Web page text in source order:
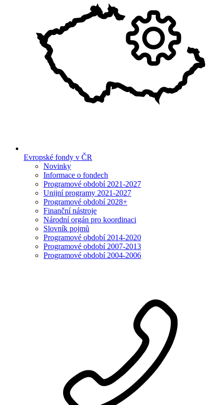
Evropské fondy v ČR
Novinky
Informace o fondech
Programové období 2021-2027
Unijní programy 2021-2027
Programové období 2028+
Finanční nástroje
Národní orgán pro koordinaci
Slovník pojmů
Programové období 2014-2020
Programové období 2007-2013
Programové období 2004-2006